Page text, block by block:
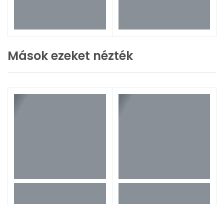
Mások ezeket nézték